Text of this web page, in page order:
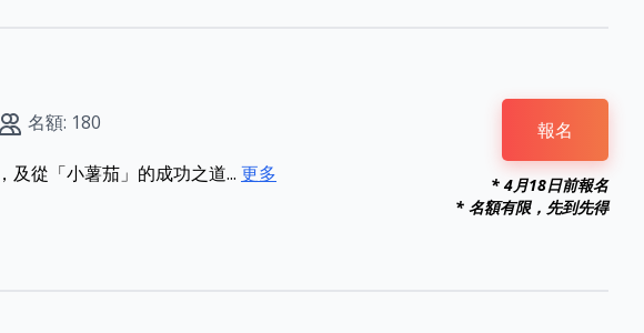
名額: 180
及從「小薯茄」的成功之道... 更多
報名
* 4月18日前報名
* 名額有限，先到先得